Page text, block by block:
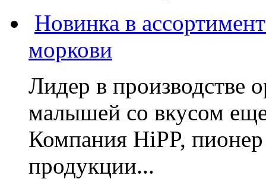
Новинка в
моркови
Лидер в производстве
малышей со вкусом
Компания HiPP, пионер
продукции...